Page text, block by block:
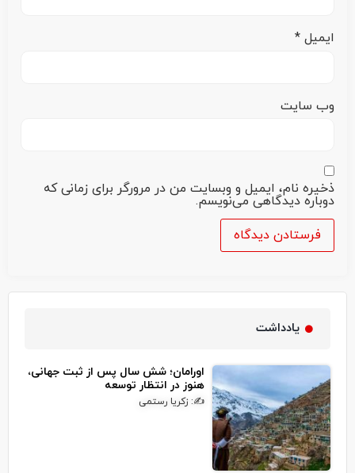
ایمیل *
وب‌ سایت
ذخیره نام، ایمیل و وبسایت من در مرورگر برای زمانی که
دوباره دیدگاهی می‌نویسم.
یادداشت
اورامان؛ شش سال پس از ثبت جهانی،
هنوز در انتظار توسعه
✍: زکریا رستمی